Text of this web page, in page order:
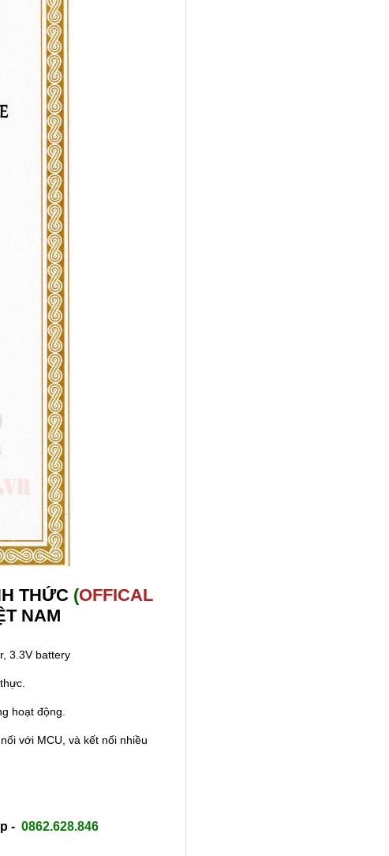
THỨC (OFFICAL
NAM
3.3V battery
hoạt động.
với MCU, và kết nối nhiều
- 0862.628.846